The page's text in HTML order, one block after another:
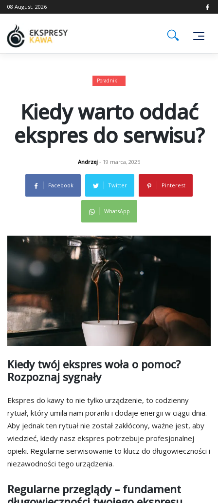
Skip
to
08 August, 2026
Poradniki
Kiedy warto oddać
ekspres do serwisu?
Andrzej - 19 marca, 2025
Facebook Twitter Pinterest
WhatsApp
Kiedy twój ekspres woła o pomoc?
Rozpoznaj sygnały
Ekspres do kawy to nie tylko urządzenie, to codzienny
rytuał, który umila nam poranki i dodaje energii w ciągu dnia.
Aby jednak ten rytuał nie został zakłócony, ważne jest, aby
wiedzieć, kiedy nasz ekspres potrzebuje profesjonalnej
opieki. Regularne serwisowanie to klucz do długowieczności i
niezawodności tego urządzenia.
Regularne przeglądy – fundament